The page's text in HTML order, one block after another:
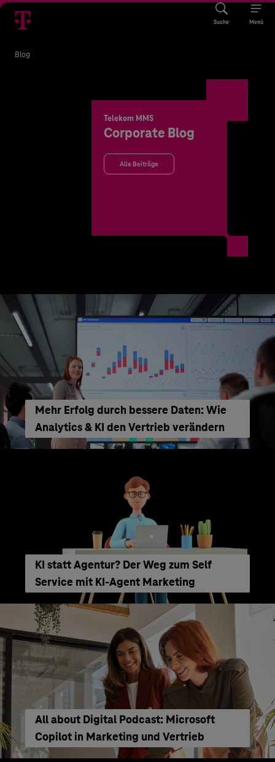
Suche Menü
Blog
Telekom MMS
Corporate Blog
Alle Beiträge
Mehr Erfolg durch bessere Daten: Wie
Analytics & KI den Vertrieb verändern
KI statt Agentur? Der Weg zum Self
Service mit KI-Agent Marketing
All about Digital Podcast: Microsoft
Copilot in Marketing und Vertrieb